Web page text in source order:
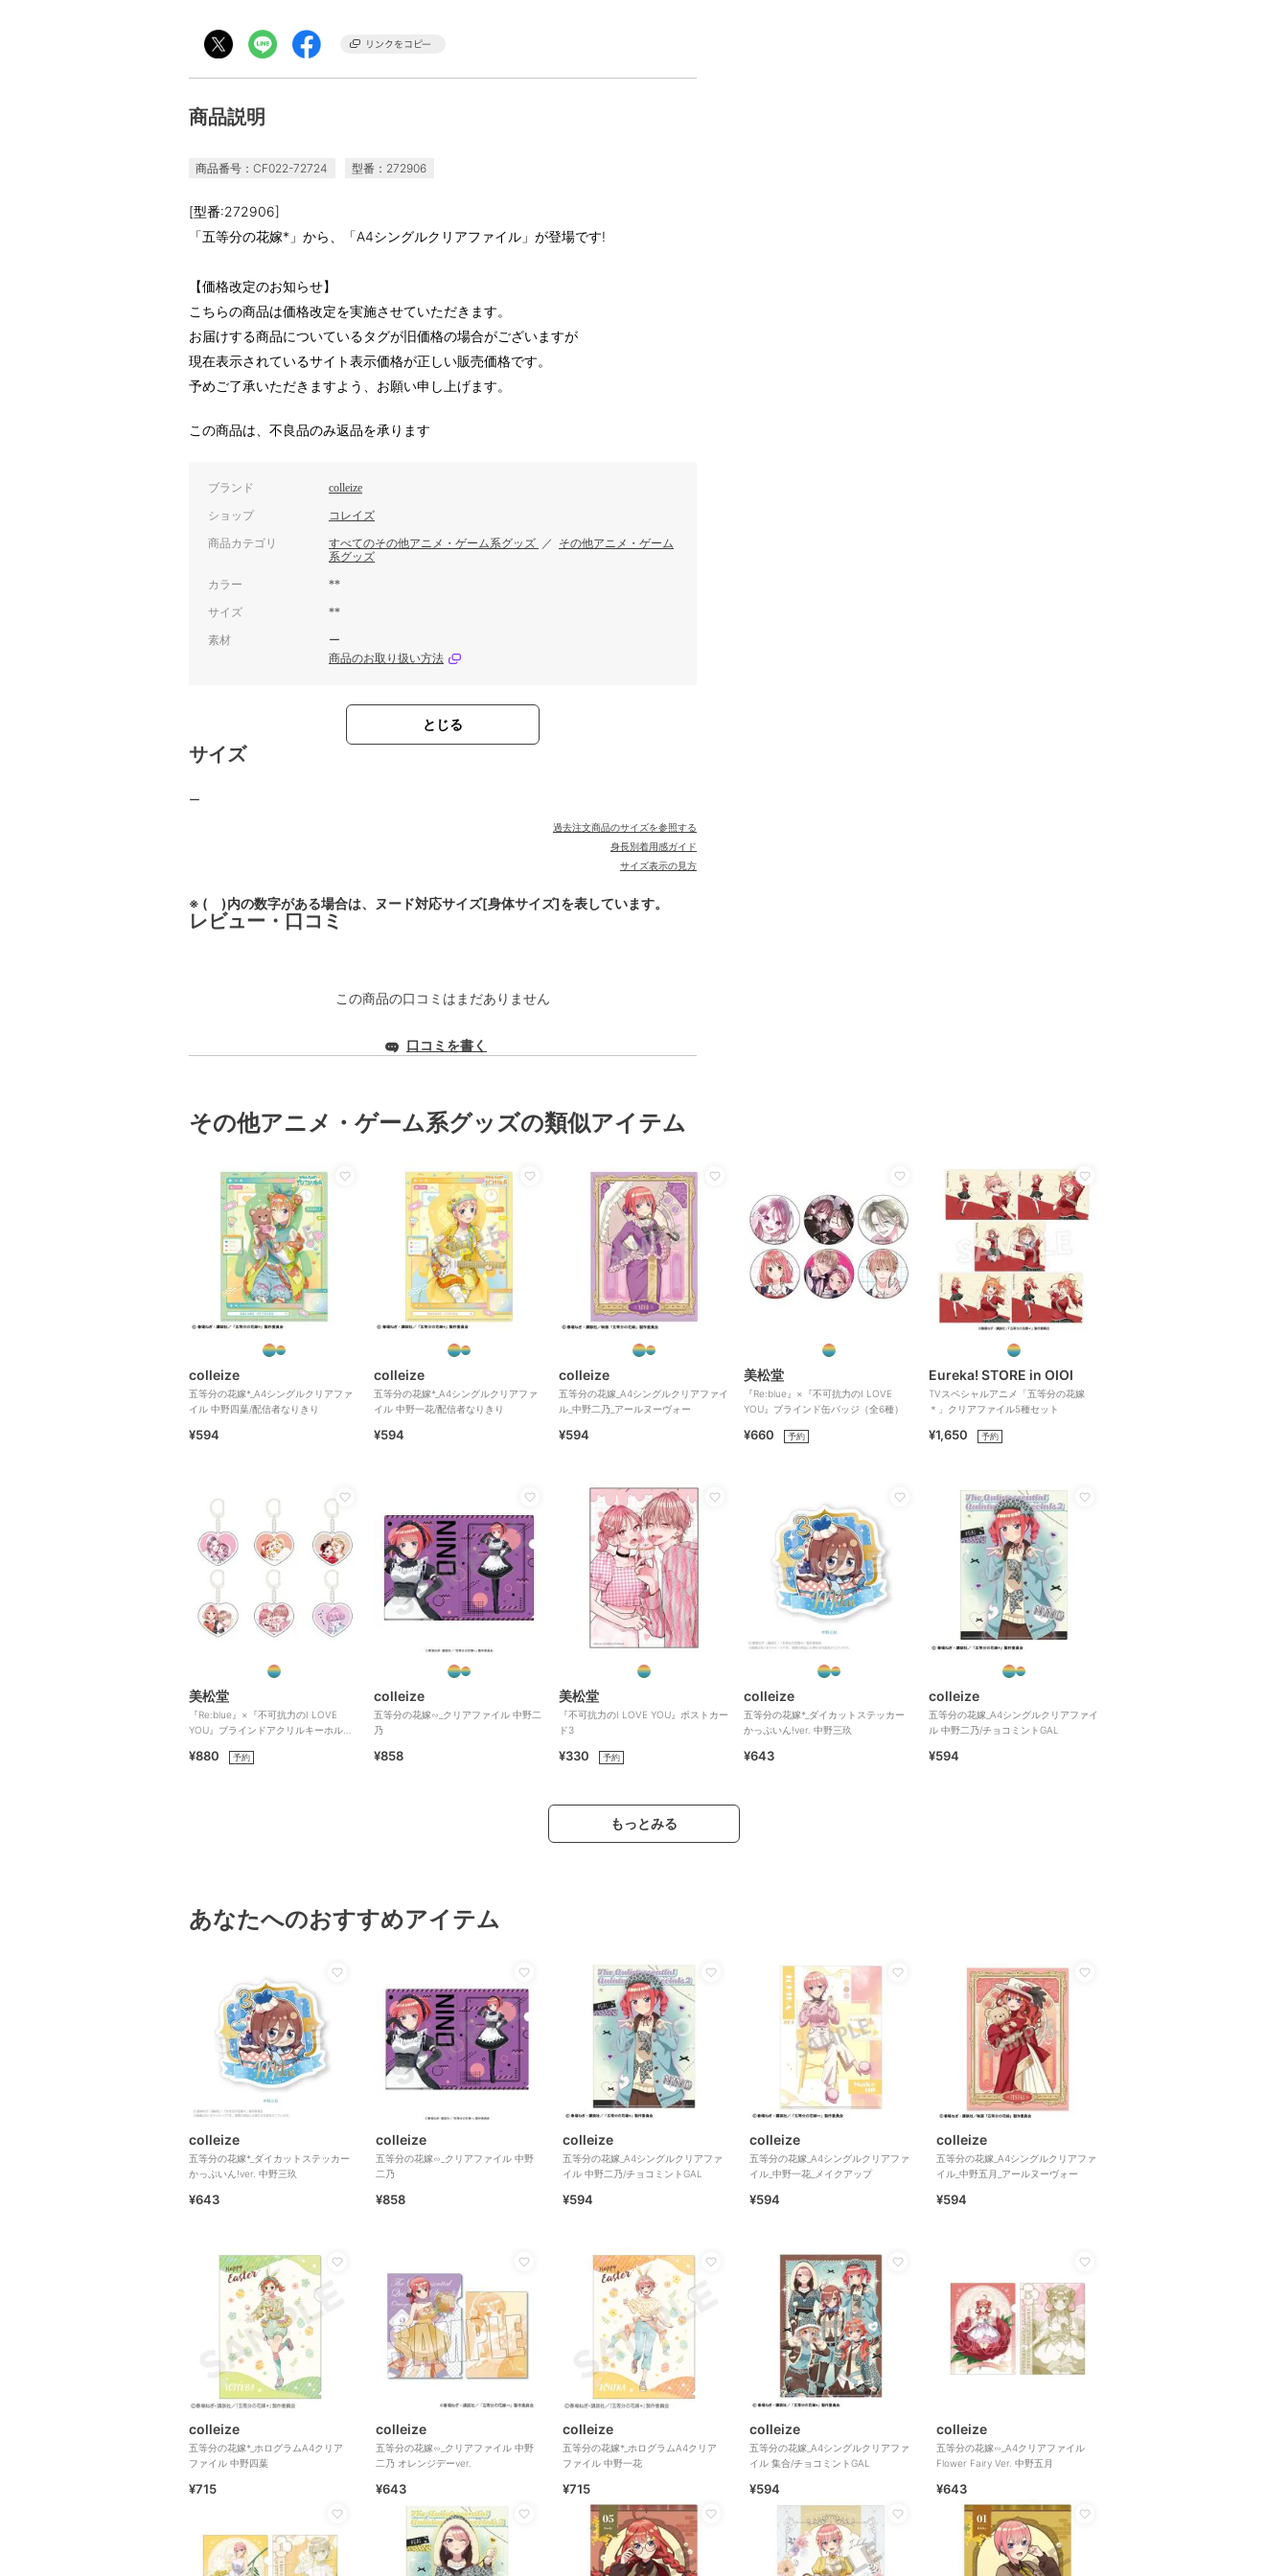
商品説明
商品番号：CF022-72724 型番：272906
[型番:272906]
「五等分の花嫁*」から、「A4シングルクリアファイル」が登場です!
【価格改定のお知らせ】
こちらの商品は価格改定を実施させていただきます。
お届けする商品についているタグが旧価格の場合がございますが
現在表示されているサイト表示価格が正しい販売価格です。
予めご了承いただきますよう、お願い申し上げます。
この商品は、不良品のみ返品を承ります
ブランド colleize
ショップ コレイズ
商品カテゴリ すべてのその他アニメ・ゲーム系グッズ ／ その他アニメ・ゲーム
系グッズ
カラー **
サイズ **
素材
ー
商品のお取り扱い方法
とじる
サイズ
ー
過去注文商品のサイズを参照する
身長別着用感ガイド
サイズ表示の見方
※ ( )内の数字がある場合は、ヌード対応サイズ[身体サイズ]を表しています。
レビュー・口コミ
この商品の口コミはまだありません
口コミを書く
その他アニメ・ゲーム系グッズの類似アイテム
colleize
五等分の花嫁*_A4シングルクリアファ
イル 中野四葉/配信者なりきり
¥594
colleize
五等分の花嫁*_A4シングルクリアファ
イル 中野一花/配信者なりきり
¥594
colleize
五等分の花嫁_A4シングルクリアファイ
ル_中野二乃_アールヌーヴォー
¥594
美松堂
『Re:blue』×『不可抗力のI LOVE
YOU』ブラインド缶バッジ（全6種）
¥660 予約
Eureka! STORE in OIOI
TVスペシャルアニメ「五等分の花嫁
＊」クリアファイル5種セット
¥1,650 予約
美松堂
『Re:blue』×『不可抗力のI LOVE
YOU』ブラインドアクリルキーホルダ
¥880 予約
colleize
五等分の花嫁∽_クリアファイル 中野二
乃
¥858
美松堂
『不可抗力のI LOVE YOU』ポストカー
ド3
¥330 予約
colleize
五等分の花嫁*_ダイカットステッカー
かっぷいん!ver. 中野三玖
¥643
colleize
五等分の花嫁_A4シングルクリアファイ
ル 中野二乃/チョコミントGAL
¥594
もっとみる
あなたへのおすすめアイテム
colleize
五等分の花嫁*_ダイカットステッカー
かっぷいん!ver. 中野三玖
¥643
colleize
五等分の花嫁∽_クリアファイル 中野
二乃
¥858
colleize
五等分の花嫁_A4シングルクリアファ
イル 中野二乃/チョコミントGAL
¥594
colleize
五等分の花嫁_A4シングルクリアファ
イル_中野一花_メイクアップ
¥594
colleize
五等分の花嫁_A4シングルクリアファ
イル_中野五月_アールヌーヴォー
¥594
colleize
五等分の花嫁*_ホログラムA4クリア
ファイル 中野四葉
¥715
colleize
五等分の花嫁∽_クリアファイル 中野
二乃 オレンジデーver.
¥643
colleize
五等分の花嫁*_ホログラムA4クリア
ファイル 中野一花
¥715
colleize
五等分の花嫁_A4シングルクリアファ
イル 集合/チョコミントGAL
¥594
colleize
五等分の花嫁∽_A4クリアファイル
Flower Fairy Ver. 中野五月
¥643